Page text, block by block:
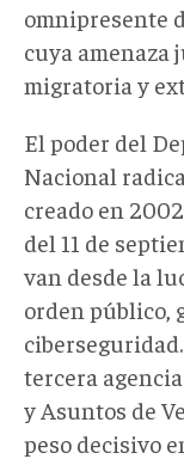
omnipresente
cuya
migratoria y
El poder del
Nacional
creado en
del 11 de
van desde la
orden público,
tercera
y Asuntos de
peso decisivo